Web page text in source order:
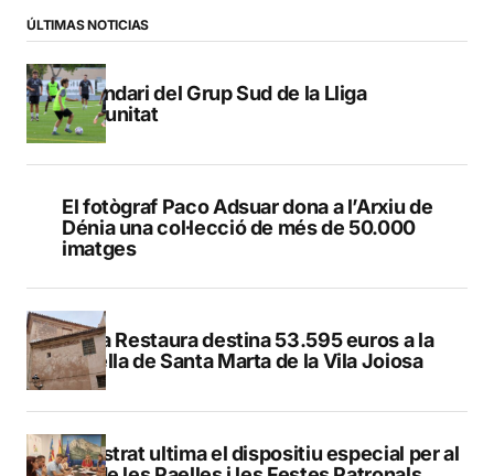
ÚLTIMAS NOTICIAS
Calendari del Grup Sud de la Lliga
Comunitat
El fotògraf Paco Adsuar dona a l’Arxiu de
Dénia una col·lecció de més de 50.000
imatges
El Pla Restaura destina 53.595 euros a la
capella de Santa Marta de la Vila Joiosa
Finestrat ultima el dispositiu especial per al